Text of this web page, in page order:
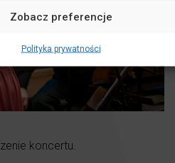
Zobacz preferencje
Polityka prywatności
koncertu.